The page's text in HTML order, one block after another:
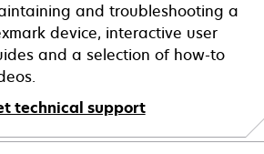
and troubleshooting a
device, interactive user
and a selection of how-to
technical support